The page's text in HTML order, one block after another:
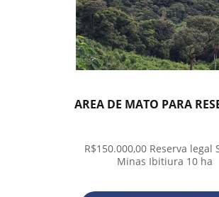
AREA DE MATO PARA
R$150.000,00 Reserva legal
Minas Ibitiura 10 ha